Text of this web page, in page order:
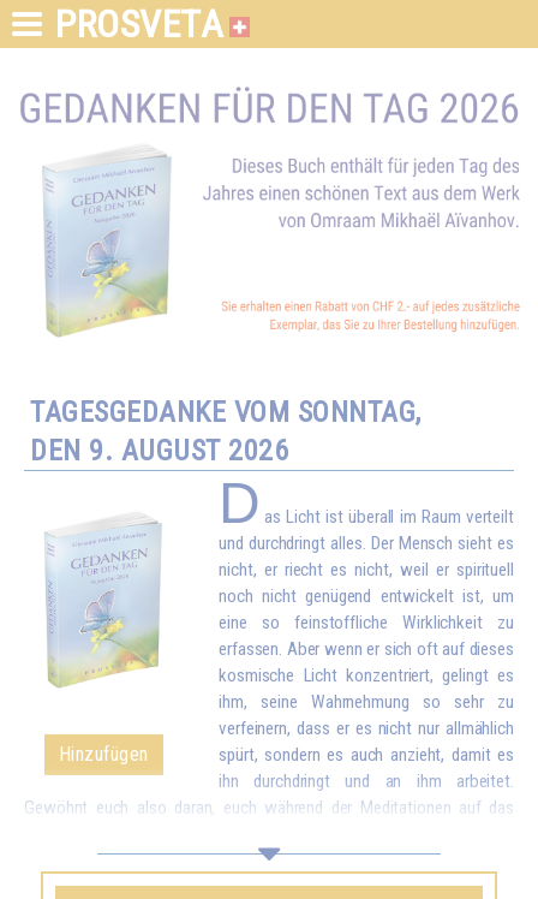
PROSVETA
TAGESGEDANKE VOM SONNTAG,
DEN 9. AUGUST 2026
Hinzufügen
D as Licht ist überall im Raum verteilt
und durchdringt alles. Der Mensch sieht es
nicht, er riecht es nicht, weil er spirituell
noch nicht genügend entwickelt ist, um
eine so feinstoffliche Wirklichkeit zu
erfassen. Aber wenn er sich oft auf dieses
kosmische Licht konzentriert, gelingt es
ihm, seine Wahrnehmung so sehr zu
verfeinern, dass er es nicht nur allmählich
spürt, sondern es auch anzieht, damit es
ihn durchdringt und an ihm arbeitet.
Gewöhnt euch also daran, euch während der Meditationen auf das
einzuführen. Es wird nach und nach alle verbrauchten, kranken Partikel
eures Körpers durch neue, reinere Partikel ersetzen. Und wenn ihr einmal